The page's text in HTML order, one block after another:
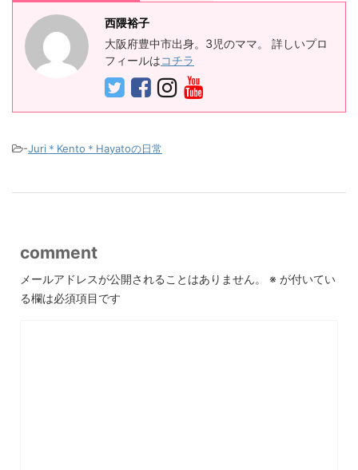
西隈裕子
大阪府豊中市出身。3児のママ。 詳しいプロ
フィールはコチラ
-Juri＊Kento＊Hayatoの日常
comment
メールアドレスが公開されることはありません。 ※ が付いてい
る欄は必須項目です